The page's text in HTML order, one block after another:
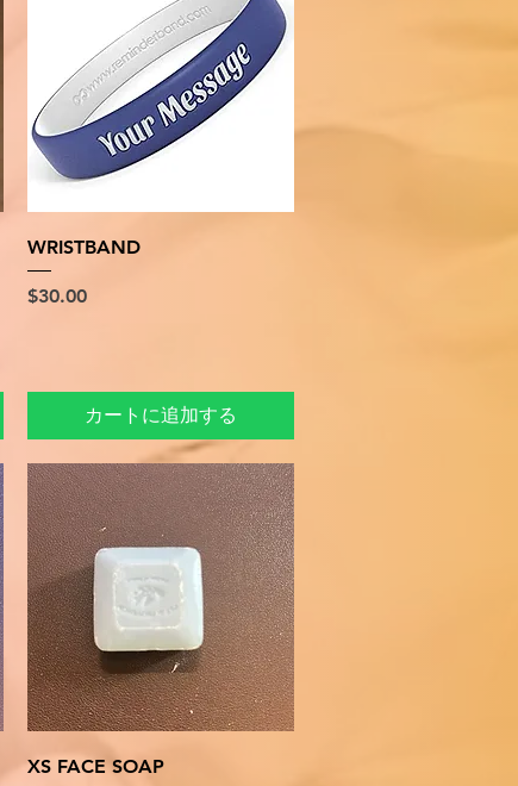
クイックビュー
WRISTBAND
価格
$30.00
カートに追加する
クイックビュー
XS FACE SOAP